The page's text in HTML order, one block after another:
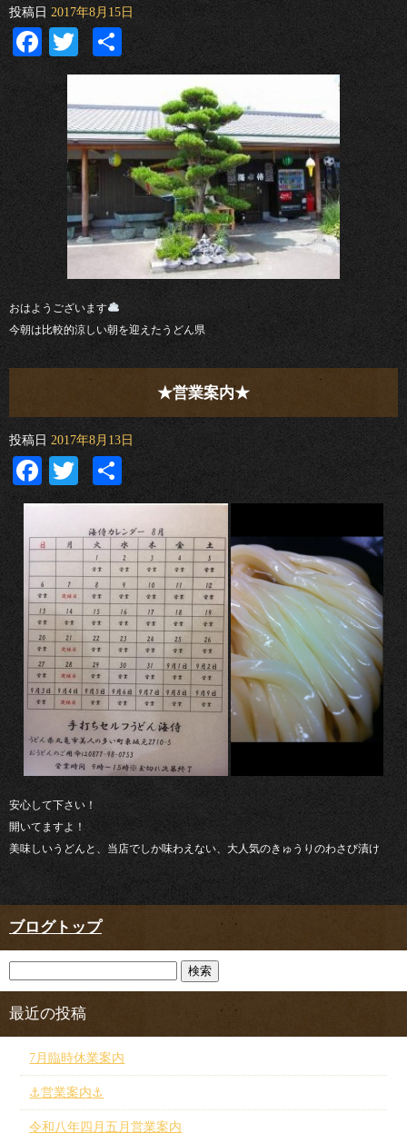
投稿日 2017年8月15日
Facebook
Twitter
共
有
おはようございます
今朝は比較的涼しい朝を迎えたうどん県
★営業案内★
投稿日 2017年8月13日
Facebook
Twitter
共
有
安心して下さい！
開いてますよ！
美味しいうどんと、当店でしか味わえない、大人気のきゅうりのわさび漬け
ブログトップ
最近の投稿
7月臨時休業案内
⚓︎営業案内⚓︎
令和八年四月五月営業案内